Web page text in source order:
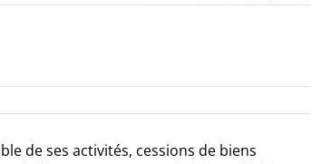
de ses activités, cessions de biens